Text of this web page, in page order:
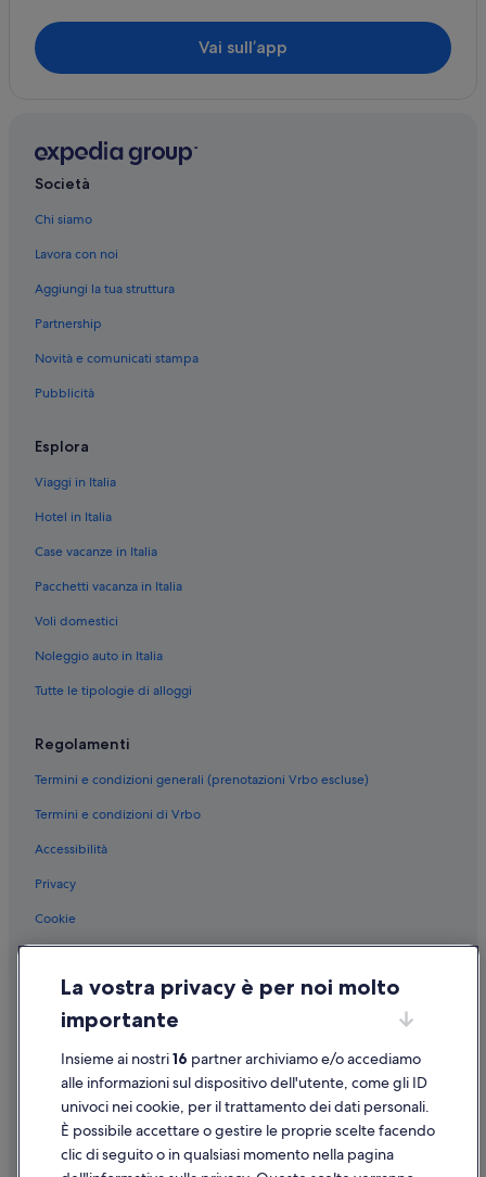
Austinmer: hotel
Unanderra: hotel
Wilton: hotel
Shellharbour: hotel
Helensburgh: hotel
Wollongong: Ville
Wollongong: Case private in affitto
Wollongong: hotel a 3 stelle
Vai sull’app
Società
Chi siamo
Lavora con noi
Aggiungi la tua struttura
Partnership
Novità e comunicati stampa
Pubblicità
Esplora
Viaggi in Italia
Hotel in Italia
Case vacanze in Italia
Pacchetti vacanza in Italia
Voli domestici
Noleggio auto in Italia
Tutte le tipologie di alloggi
Regolamenti
Termini e condizioni generali (prenotazioni Vrbo escluse)
Termini e condizioni di Vrbo
Accessibilità
Privacy
Cookie
Condizioni per l'utilizzo
Informazioni legali/Contatti
Linee guida sui contenuti e segnalazione dei contenuti
Supporto
Assistenza clienti
Contattaci
La vostra privacy è per noi molto
importante
Insieme ai nostri16 partner archiviamo e/o accediamo
alle informazioni sul dispositivo dell'utente, come gli ID
univoci nei cookie, per il trattamento dei dati personali.
È possibile accettare o gestire le proprie scelte facendo
clic di seguito o in qualsiasi momento nella pagina